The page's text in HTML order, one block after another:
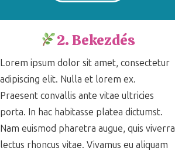
2. Bekezdés
Lorem ipsum dolor sit amet, consectetur
adipiscing elit. Nulla et lorem ex.
Praesent convallis ante vitae ultricies
porta. In hac habitasse platea dictumst.
Nam euismod pharetra augue, quis viverra
lectus rhoncus vitae. Vivamus eu aliquam